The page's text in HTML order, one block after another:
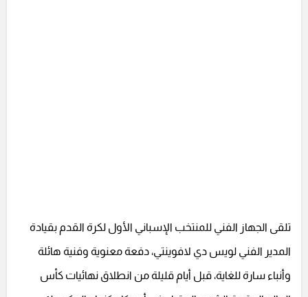
تلقى الجهاز الفني للمنتخب الإسباني الأول لكرة القدم بقيادة
المدير الفني لويس دي لافوينتي، دفعة معنوية وفنية هائلة
وأنباء سارة للغاية، قبل أيام قليلة من انطلاق نهائيات كأس